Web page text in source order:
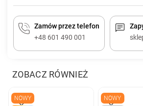
Zamów przez telefon
+48 601 490 001
ZOBACZ RÓWNIEŻ
NOWY
NOWY